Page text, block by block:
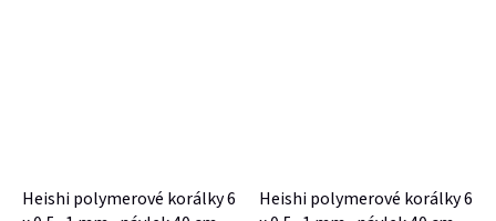
Heishi polymerové korálky 6
Heishi polymerové korálky 6